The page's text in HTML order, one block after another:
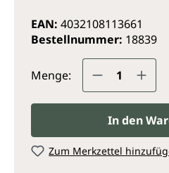
EAN: 4032108113661
Bestellnummer: 18839
Menge: Produkt
In den
Zum Merkzettel